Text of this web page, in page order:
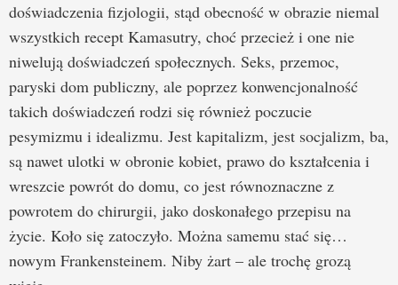
doświadczenia fizjologii, stąd obecność w obrazie niemal
wszystkich recept Kamasutry, choć przecież i one nie
niwelują doświadczeń społecznych. Seks, przemoc,
paryski dom publiczny, ale poprzez konwencjonalność
takich doświadczeń rodzi się również poczucie
pesymizmu i idealizmu. Jest kapitalizm, jest socjalizm, ba,
są nawet ulotki w obronie kobiet, prawo do kształcenia i
wreszcie powrót do domu, co jest równoznaczne z
powrotem do chirurgii, jako doskonałego przepisu na
życie. Koło się zatoczyło. Można samemu stać się…
nowym Frankensteinem. Niby żart – ale trochę grozą